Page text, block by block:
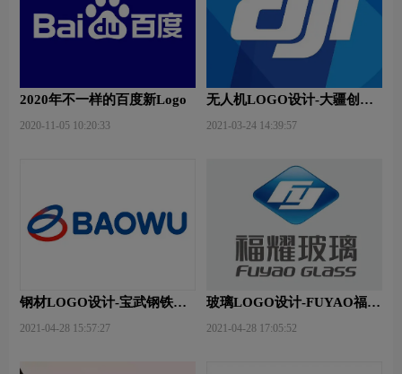
2020年不一样的百度新Logo
2020-11-05 10:20:33
无人机LOGO设计-大疆创新
2021-03-24 14:39:57
钢材LOGO设计-宝武钢铁品
2021-04-28 15:57:27
玻璃LOGO设计-FUYAO福耀
2021-04-28 17:05:52